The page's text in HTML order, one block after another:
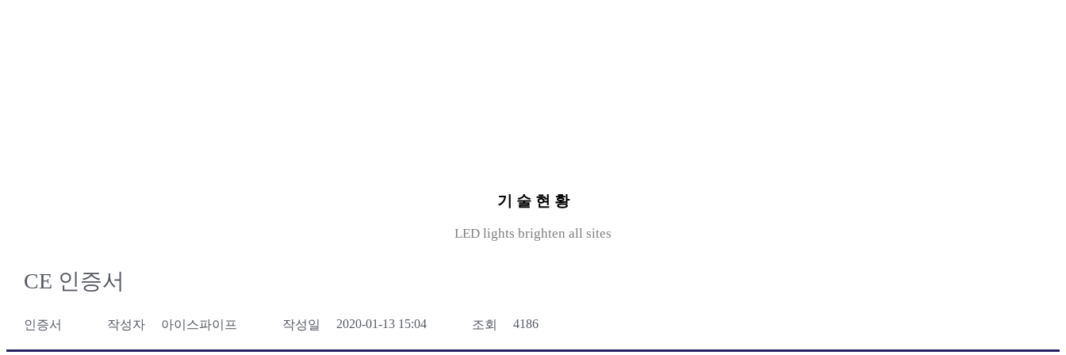
기업정보
기 술 현 황
LED lights brighten all sites
CE 인증서
인증서 작성자 아이스파이프 작성일 2020-01-13 15:04 조회 4186